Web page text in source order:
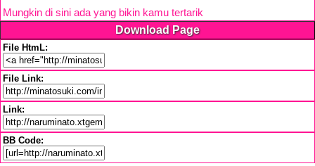
Mungkin di sini ada yang bikin kamu tertarik
Download Page
File HtmL:
File Link:
Link:
BB Code: